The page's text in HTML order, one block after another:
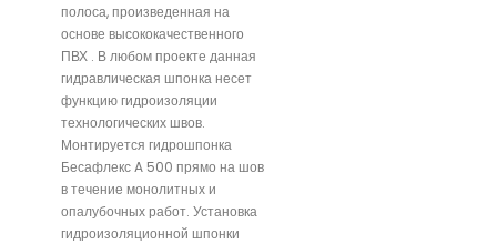
полоса, произведенная на
основе высококачественного
ПВХ . В любом проекте данная
гидравлическая шпонка несет
функцию гидроизоляции
технологических швов.
Монтируется гидрошпонка
Бесафлекс A 500 прямо на шов
в течение монолитных и
опалубочных работ. Установка
гидроизоляционной шпонки